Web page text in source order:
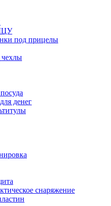
под прицелы
денег
снаряжение